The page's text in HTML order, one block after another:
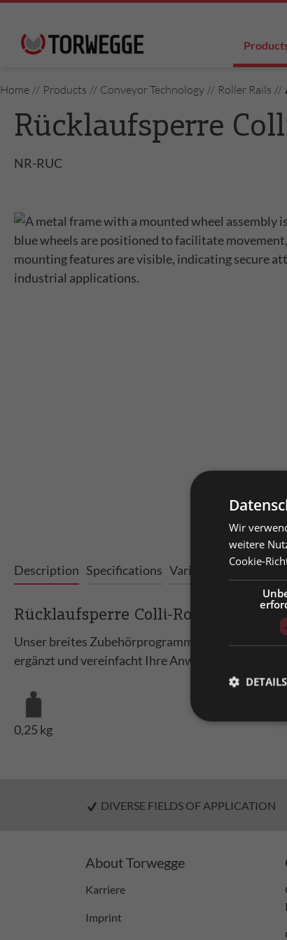
Home // Products // Conveyor Technology // Roller Rails //
Rücklaufsperre
NR-RUC
Description Specifications Variants Downloads
Rücklaufsperre Colli-Rollschiene
Unser breites Zubehörprogramm für Colli-
ergänzt und vereinfacht Ihre Anwendung.
0,25 kg
DIVERSE FIELDS OF APPLICATION
About Torwegge
Karriere
Imprint
Wir
weitere
Cookie-